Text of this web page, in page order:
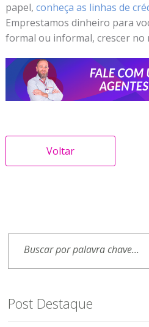
papel, conheça as linhas de
Emprestamos dinheiro para
formal ou informal, crescer no
Voltar
Post Destaque